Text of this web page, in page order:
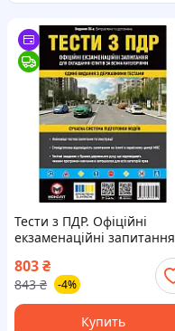
Тести з ПДР. Офіційні
екзаменаційні запитання
всіма категоріями
803₴
843 ₴ -4%
Купить